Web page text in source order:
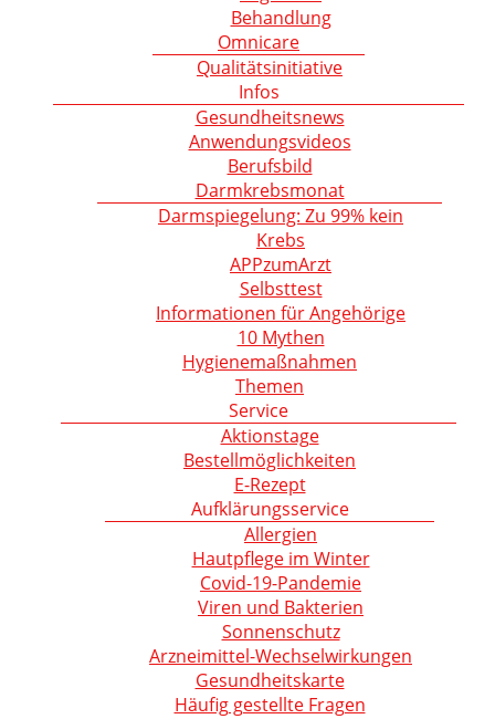
Behandlung
Omnicare
Qualitätsinitiative
Infos
Gesundheitsnews
Anwendungsvideos
Berufsbild
Darmkrebsmonat
Darmspiegelung: Zu 99% kein
Krebs
APPzumArzt
Selbsttest
Informationen für Angehörige
10 Mythen
Hygienemaßnahmen
Themen
Service
Aktionstage
Bestellmöglichkeiten
E-Rezept
Aufklärungsservice
Allergien
Hautpflege im Winter
Covid-19-Pandemie
Viren und Bakterien
Sonnenschutz
Arzneimittel-Wechselwirkungen
Gesundheitskarte
Häufig gestellte Fragen